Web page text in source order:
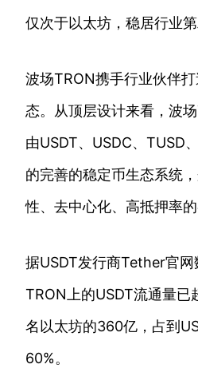
仅次于以太坊，稳居行业第
波场TRON携手行业伙伴
态。从顶层设计来看，波
由USDT、USDC、TUSD
的完善的稳定币生态系统
性、去中心化、高抵押率的
据USDT发行商Tether官网
TRON上的USDT流通量已
名以太坊的360亿，占到
60%。